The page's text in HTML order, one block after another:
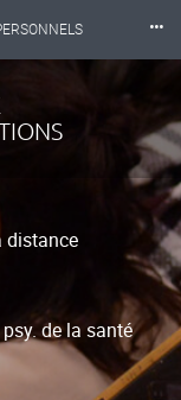
⸱⸱⸱
distance
de la santé